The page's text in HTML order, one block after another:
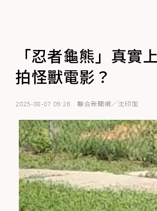
「忍者龜熊」真實
拍怪獸電影？
2025-08-07 09:26 聯合新聞網／沈印加